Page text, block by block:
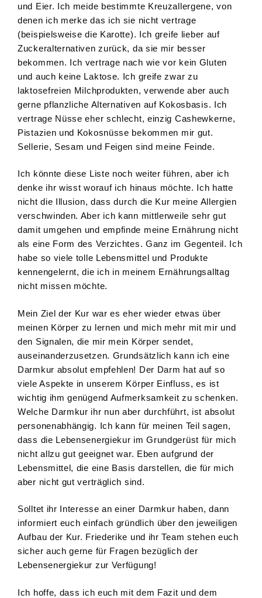
und Eier. Ich meide bestimmte Kreuzallergene, von
denen ich merke das ich sie nicht vertrage
(beispielsweise die Karotte). Ich greife lieber auf
Zuckeralternativen zurück, da sie mir besser
bekommen. Ich vertrage nach wie vor kein Gluten
und auch keine Laktose. Ich greife zwar zu
laktosefreien Milchprodukten, verwende aber auch
gerne pflanzliche Alternativen auf Kokosbasis. Ich
vertrage Nüsse eher schlecht, einzig Cashewkerne,
Pistazien und Kokosnüsse bekommen mir gut.
Sellerie, Sesam und Feigen sind meine Feinde.
Ich könnte diese Liste noch weiter führen, aber ich
denke ihr wisst worauf ich hinaus möchte. Ich hatte
nicht die Illusion, dass durch die Kur meine Allergien
verschwinden. Aber ich kann mittlerweile sehr gut
damit umgehen und empfinde meine Ernährung nicht
als eine Form des Verzichtes. Ganz im Gegenteil. Ich
habe so viele tolle Lebensmittel und Produkte
kennengelernt, die ich in meinem Ernährungsalltag
nicht missen möchte.
Mein Ziel der Kur war es eher wieder etwas über
meinen Körper zu lernen und mich mehr mit mir und
den Signalen, die mir mein Körper sendet,
auseinanderzusetzen. Grundsätzlich kann ich eine
Darmkur absolut empfehlen! Der Darm hat auf so
viele Aspekte in unserem Körper Einfluss, es ist
wichtig ihm genügend Aufmerksamkeit zu schenken.
Welche Darmkur ihr nun aber durchführt, ist absolut
personenabhängig. Ich kann für meinen Teil sagen,
dass die Lebensenergiekur im Grundgerüst für mich
nicht allzu gut geeignet war. Eben aufgrund der
Lebensmittel, die eine Basis darstellen, die für mich
aber nicht gut verträglich sind.
Solltet ihr Interesse an einer Darmkur haben, dann
informiert euch einfach gründlich über den jeweiligen
Aufbau der Kur. Friederike und ihr Team stehen euch
sicher auch gerne für Fragen bezüglich der
Lebensenergiekur zur Verfügung!
Ich hoffe, dass ich euch mit dem Fazit und dem